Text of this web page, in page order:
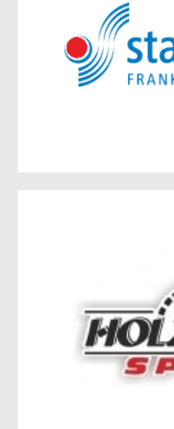
Karl-
15230
Karl-
15230